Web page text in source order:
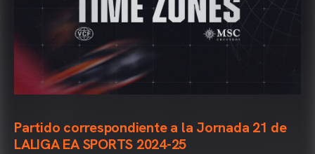
Partido correspondiente a la Jornada 21 de
LALIGA EA SPORTS 2024-25